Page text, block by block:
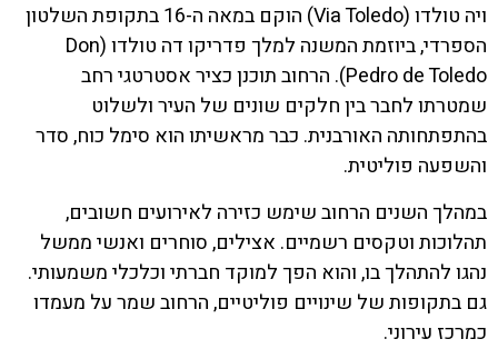
ויה טולדו (Via Toledo) הוקם במאה ה-16 בתקופת השלטון
הספרדי, ביוזמת המשנה למלך פדריקו דה טולדו (Don
Pedro de Toledo). הרחוב תוכנן כציר אסטרטגי רחב
שמטרתו לחבר בין חלקים שונים של העיר ולשלוט
בהתפתחותה האורבנית. כבר מראשיתו הוא סימל כוח, סדר
והשפעה פוליטית.
במהלך השנים הרחוב שימש כזירה לאירועים חשובים,
תהלוכות וטקסים רשמיים. אצילים, סוחרים ואנשי ממשל
נהגו להתהלך בו, והוא הפך למוקד חברתי וכלכלי משמעותי.
גם בתקופות של שינויים פוליטיים, הרחוב שמר על מעמדו
כמרכז עירוני.